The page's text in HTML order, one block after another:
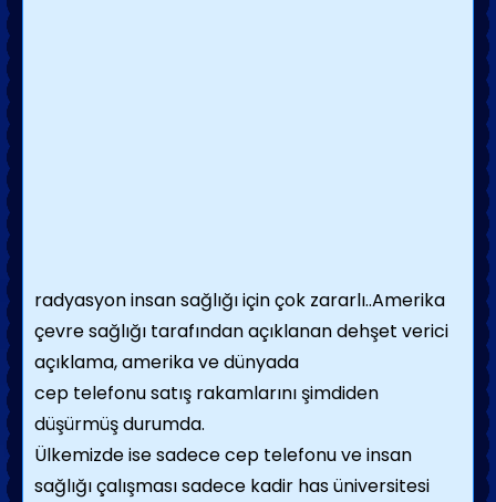
radyasyon insan sağlığı için çok zararlı..Amerika
çevre sağlığı tarafından açıklanan dehşet verici
açıklama, amerika ve dünyada
cep telefonu satış rakamlarını şimdiden
düşürmüş durumda.
Ülkemizde ise sadece cep telefonu ve insan
sağlığı çalışması sadece kadir has üniversitesi